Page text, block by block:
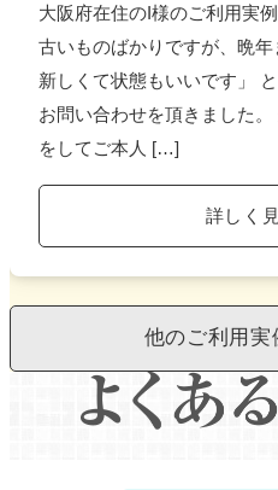
大阪府在住のI様のご利用実
古いものばかりですが、晩
新しくて状態もいいです」
お問い合わせを頂きました
をしてご本人 […]
詳しく
他のご利用実